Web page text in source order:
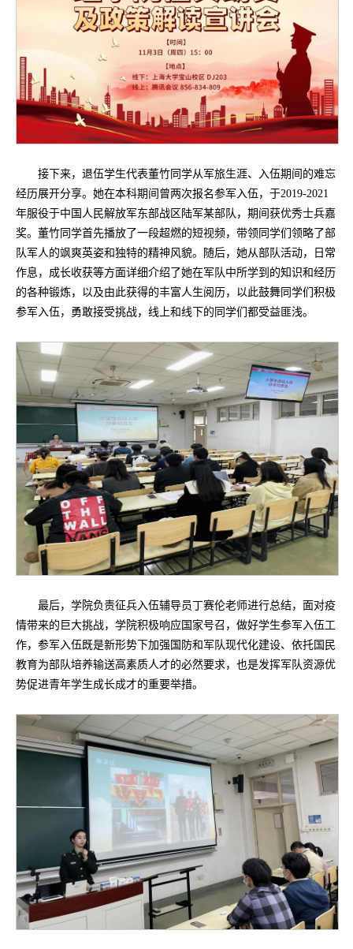
接下来，退伍学生代表董竹同学从军旅生涯、入伍期间的难忘
经历展开分享。她在本科期间曾两次报名参军入伍，于2019-2021
年服役于中国人民解放军东部战区陆军某部队，期间获优秀士兵嘉
奖。董竹同学首先播放了一段超燃的短视频，带领同学们领略了部
队军人的飒爽英姿和独特的精神风貌。随后，她从部队活动，日常
作息，成长收获等方面详细介绍了她在军队中所学到的知识和经历
的各种锻炼，以及由此获得的丰富人生阅历，以此鼓舞同学们积极
参军入伍，勇敢接受挑战，线上和线下的同学们都受益匪浅。
最后，学院负责征兵入伍辅导员丁赛伦老师进行总结，面对疫
情带来的巨大挑战，学院积极响应国家号召，做好学生参军入伍工
作，参军入伍既是新形势下加强国防和军队现代化建设、依托国民
教育为部队培养输送高素质人才的必然要求，也是发挥军队资源优
势促进青年学生成长成才的重要举措。